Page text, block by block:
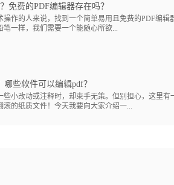
免费的PDF编辑器存在吗？
操作的人来说，找到一个简单易用且免费的PDF编辑
一样，我们需要一个能随心所欲...
些软件可以编辑pdf？
些小改动或注释时，却束手无策。但别担心，这里有
的纸质文件！今天我要向大家介绍一...